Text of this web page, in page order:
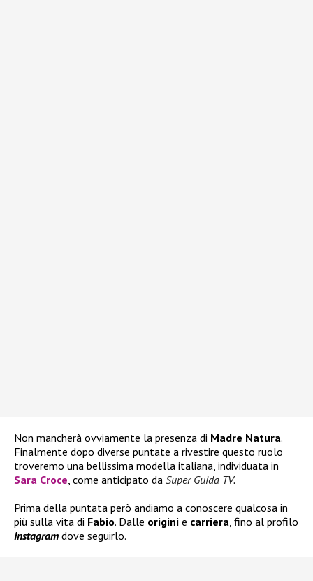
Non mancherà ovviamente la presenza di Madre Natura.
Finalmente dopo diverse puntate a rivestire questo ruolo
troveremo una bellissima modella italiana, individuata in
Sara Croce, come anticipato da Super Guida TV.
Prima della puntata però andiamo a conoscere qualcosa in
più sulla vita di Fabio. Dalle origini e carriera, fino al profilo
Instagram dove seguirlo.